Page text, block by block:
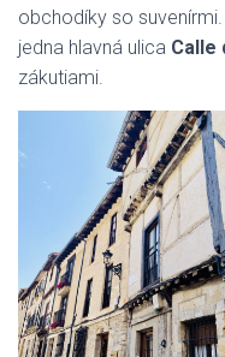
obchodíky so
jedna hlavná ulica Calle
zákutiami.